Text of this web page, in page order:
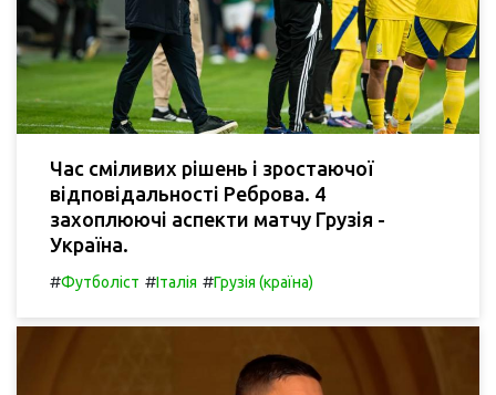
Час сміливих рішень і зростаючої
відповідальності Реброва. 4
захоплюючі аспекти матчу Грузія -
Україна.
#Футболіст #Італія #Грузія (країна)